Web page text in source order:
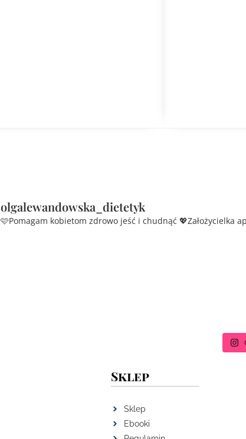
olgalewandowska_dietetyk
🩷Pomagam kobietom zdrowo jeść i chudnąć 💖Założycielka
Sklep
Sklep
Ebooki